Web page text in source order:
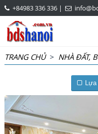
+84983 336 336|
TRANG CHỦ> NHÀ ĐẤT,